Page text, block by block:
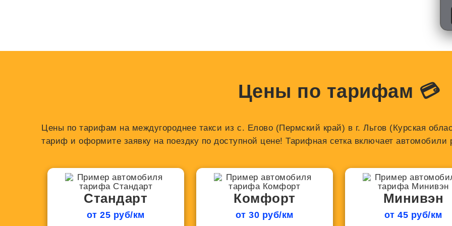
Цены по тарифам 💳
Цены по тарифам на междугороднее такси из с. Елово (Пермский край) в г. Льгов (Курская
тариф и оформите заявку на поездку по доступной цене! Тарифная сетка включает
Стандарт
от 25 руб/км
Комфорт
от 30 руб/км
Минивэн
от 45 руб/км